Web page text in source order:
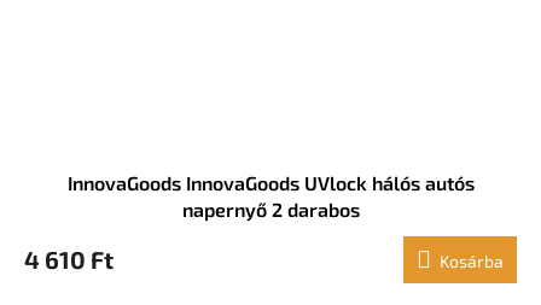
InnovaGoods InnovaGoods UVlock hálós autós
napernyő 2 darabos
4 610 Ft Kosárba